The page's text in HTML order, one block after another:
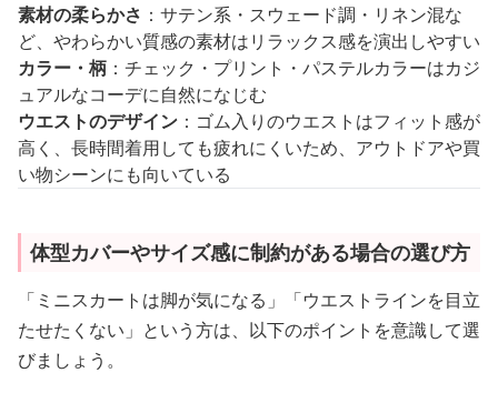
素材の柔らかさ ：サテン系・スウェード調・リネン混な
ど、やわらかい質感の素材はリラックス感を演出しやすい
カラー・柄 ：チェック・プリント・パステルカラーはカジ
ュアルなコーデに自然になじむ
ウエストのデザイン ：ゴム入りのウエストはフィット感が
高く、長時間着用しても疲れにくいため、アウトドアや買
い物シーンにも向いている
体型カバーやサイズ感に制約がある場合の選び方
「ミニスカートは脚が気になる」「ウエストラインを目立
たせたくない」という方は、以下のポイントを意識して選
びましょう。